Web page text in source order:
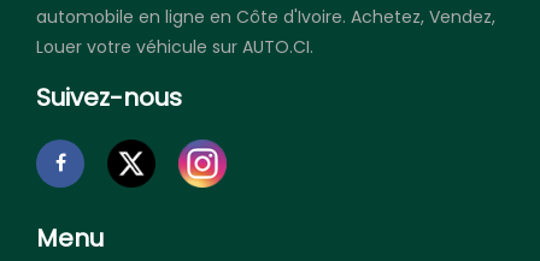
automobile en ligne en Côte d'Ivoire. Achetez, Vendez,
Louer votre véhicule sur AUTO.CI.
Suivez-nous
Menu